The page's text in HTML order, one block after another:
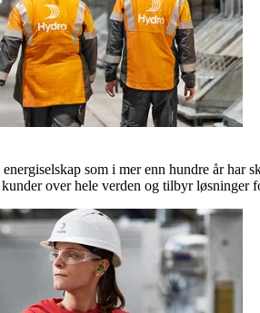
som i mer enn hundre år
over hele verden og tilbyr løsninger